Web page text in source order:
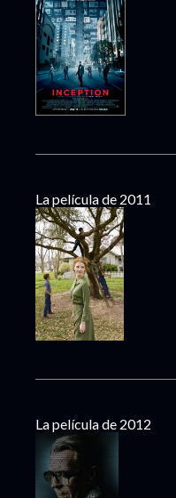
La película de 2011
La película de 2012